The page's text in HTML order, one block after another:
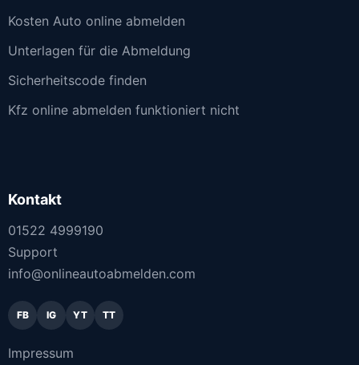
Kosten Auto online abmelden
Unterlagen für die Abmeldung
Sicherheitscode finden
Kfz online abmelden funktioniert nicht
Kontakt
01522 4999190
Support
info@onlineautoabmelden.com
FB IG YT TT
Impressum